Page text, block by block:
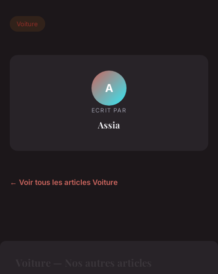
Voiture
A
ECRIT PAR
Assia
← Voir tous les articles Voiture